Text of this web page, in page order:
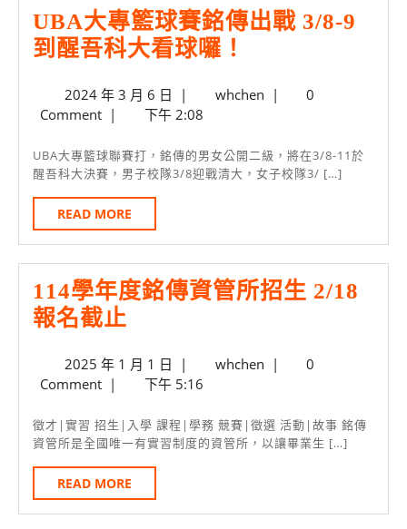
慧
自
車」
3/23
前
報
名
UBA大專籃球賽銘傳出戰 3/8-9
到醒吾科大看球囉！
專
球
賽
傳
出
戰
到
吾
科
看
2024 年 3 月 6 日 2024
年
月
6
| whchenwhchen
|
0
Comment | 下午 2:08
UBA大專籃球聯賽打，銘傳的男女公開二級，將在3/8-11於
醒吾科大決賽，男子校隊3/8迎戰清大，女子校隊3/ […]
READ MORE
MORE
114學年度銘傳資管所招生 2/18
報名截止
年
銘
傳
資
管
2025 年 1 月 1 日 2025
年
月
1
| whchenwhchen
|
0
Comment | 下午 5:16
徵才|實習 招生|入學 課程|學務 競賽|徵選 活動|故事 銘傳
資管所是全國唯一有實習制度的資管所，以讓畢業生 […]
READ MORE
MORE